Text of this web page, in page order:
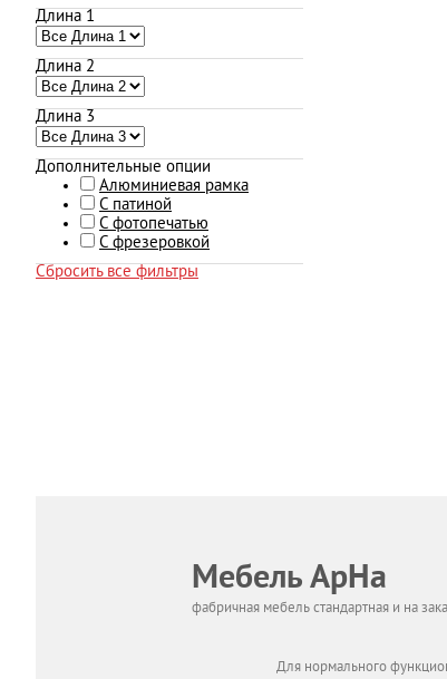
Длина 1
Длина 2
Длина 3
Дополнительные опции
Алюминиевая рамка
С патиной
С фотопечатью
С фрезеровкой
Сбросить все фильтры
Мебель АрНа
фабричная мебель стандартная и на
Для нормального